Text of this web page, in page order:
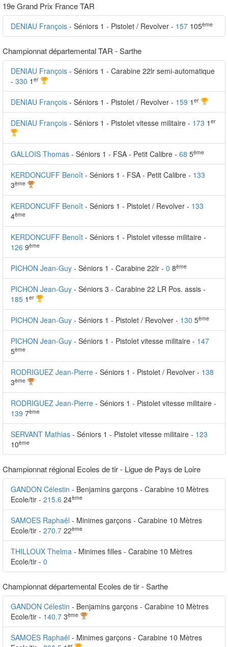
19e Grand Prix France TAR
DENIAU François - Séniors 1 - Pistolet / Revolver - 157 105ème
Championnat départemental TAR - Sarthe
DENIAU François - Séniors 1 - Carabine 22lr semi-automatique
- 330 1 er
DENIAU François - Séniors 1 - Pistolet / Revolver - 159 1 er
DENIAU François - Séniors 1 - Pistolet vitesse militaire - 173 1 er
GALLOIS Thomas - Séniors 1 - FSA - Petit Calibre - 68 5ème
KERDONCUFF Benoît - Séniors 1 - FSA - Petit Calibre - 133
3ème
KERDONCUFF Benoît - Séniors 1 - Pistolet / Revolver - 133
4ème
KERDONCUFF Benoît - Séniors 1 - Pistolet vitesse militaire -
126 9ème
PICHON Jean-Guy - Séniors 1 - Carabine 22lr - 0 8ème
PICHON Jean-Guy - Séniors 3 - Carabine 22 LR Pos. assis -
185 1 er
PICHON Jean-Guy - Séniors 1 - Pistolet / Revolver - 130 5ème
PICHON Jean-Guy - Séniors 1 - Pistolet vitesse militaire - 147
5ème
RODRIGUEZ Jean-Pierre - Séniors 1 - Pistolet / Revolver - 138
3ème
RODRIGUEZ Jean-Pierre - Séniors 1 - Pistolet vitesse militaire -
139 7ème
SERVANT Mathias - Séniors 1 - Pistolet vitesse militaire - 123
10ème
Championnat régional Ecoles de tir - Ligue de Pays de Loire
GANDON Célestin - Benjamins garçons - Carabine 10 Mètres
Ecole/tir - 215.6 24ème
SAMOES Raphaêl - Minimes garçons - Carabine 10 Mètres
Ecole/tir - 270.7 22ème
THILLOUX Thelma - Minimes filles - Carabine 10 Mètres
Ecole/tir - 0
Championnat départemental Ecoles de tir - Sarthe
GANDON Célestin - Benjamins garçons - Carabine 10 Mètres
Ecole/tir - 140.7 3ème
SAMOES Raphaêl - Minimes garçons - Carabine 10 Mètres